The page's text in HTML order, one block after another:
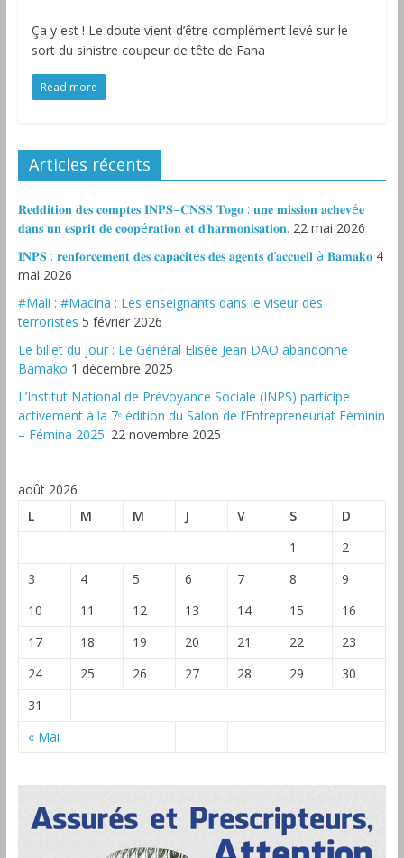
Ça y est ! Le doute vient d’être complément levé sur le
sort du sinistre coupeur de tête de Fana
Read more
Articles récents
𝐑𝐞𝐝𝐝𝐢𝐭𝐢𝐨𝐧 𝐝𝐞𝐬 𝐜𝐨𝐦𝐩𝐭𝐞𝐬 𝐈𝐍𝐏𝐒–𝐂𝐍𝐒𝐒 𝐓𝐨𝐠𝐨 : 𝐮𝐧𝐞 𝐦𝐢𝐬𝐬𝐢𝐨𝐧 𝐚𝐜𝐡𝐞𝐯é𝐞
𝐝𝐚𝐧𝐬 𝐮𝐧 𝐞𝐬𝐩𝐫𝐢𝐭 𝐝𝐞 𝐜𝐨𝐨𝐩é𝐫𝐚𝐭𝐢𝐨𝐧 𝐞𝐭 𝐝’𝐡𝐚𝐫𝐦𝐨𝐧𝐢𝐬𝐚𝐭𝐢𝐨𝐧. 22 mai 2026
𝐈𝐍𝐏𝐒 : 𝐫𝐞𝐧𝐟𝐨𝐫𝐜𝐞𝐦𝐞𝐧𝐭 𝐝𝐞𝐬 𝐜𝐚𝐩𝐚𝐜𝐢𝐭é𝐬 𝐝𝐞𝐬 𝐚𝐠𝐞𝐧𝐭𝐬 𝐝’𝐚𝐜𝐜𝐮𝐞𝐢𝐥 à 𝐁𝐚𝐦𝐚𝐤𝐨 4
mai 2026
#Mali : #Macina : Les enseignants dans le viseur des
terroristes 5 février 2026
‎Le billet du jour : Le Général Elisée Jean DAO abandonne
Bamako 1 décembre 2025
L’Institut National de Prévoyance Sociale (INPS) participe
activement à la 7ᵉ édition du Salon de l’Entrepreneuriat Féminin
– Fémina 2025. 22 novembre 2025
août 2026
L
M M J V S D
« Mai
1
2
3
4 5 6 7 8
9
10
11 12 13 14 15
16
17
18 19 20 21 22
23
24
25 26 27 28 29
30
31